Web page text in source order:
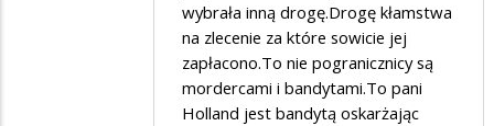
wybrała inną drogę.Drogę kłamstwa
na zlecenie za które sowicie jej
zapłacono.To nie pogranicznicy są
mordercami i bandytami.To pani
Holland jest bandytą oskarżając